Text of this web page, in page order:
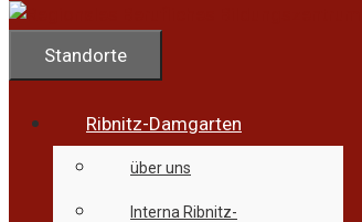
Standorte
Ribnitz-Damgarten
über uns
Interna Ribnitz-